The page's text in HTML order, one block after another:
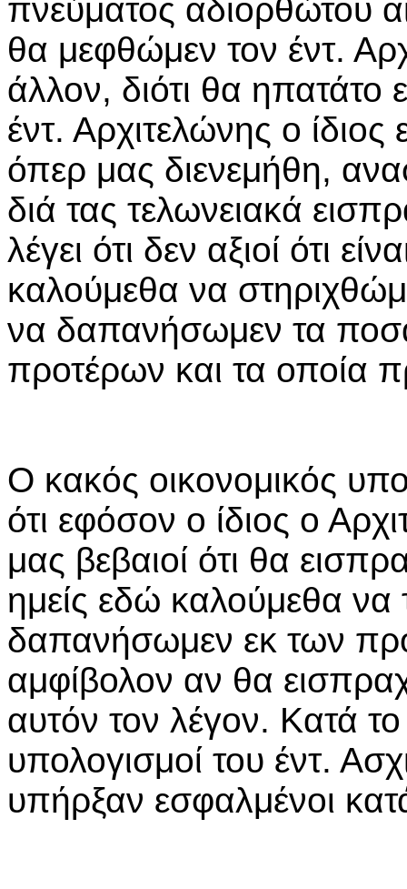
πνεύματος αδιορθώτου
θα μεφθώμεν τον έντ.
άλλον, διότι θα ηπατάτο
έντ. Αρχιτελώνης ο
όπερ μας διενεμήθη,
διά τας τελωνειακά
λέγει ότι δεν αξιοί ότι
καλούμεθα να
να δαπανήσωμεν τα
προτέρων και τα οποία
Ο κακός οικονομικός
ότι εφόσον ο ίδιος ο
μας βεβαιοί ότι θα
ημείς εδώ καλούμεθα να
δαπανήσωμεν εκ των
αμφίβολον αν θα
αυτόν τον λέγον. Κατά
υπολογισμοί του έντ.
υπήρξαν εσφαλμένοι